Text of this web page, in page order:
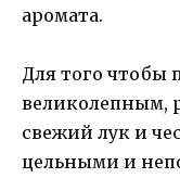
аромата.
Для того чтобы
великолепным,
свежий лук и
цельными и